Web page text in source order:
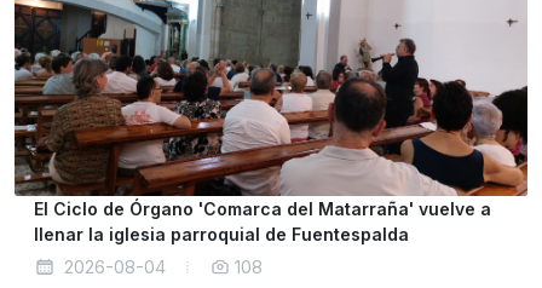
El Ciclo de Órgano 'Comarca del Matarraña' vuelve a
llenar la iglesia parroquial de Fuentespalda
2026-08-04
108